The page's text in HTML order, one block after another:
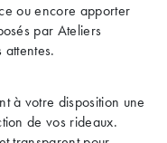
ou encore apporter
par Ateliers
à votre disposition une
de vos rideaux.